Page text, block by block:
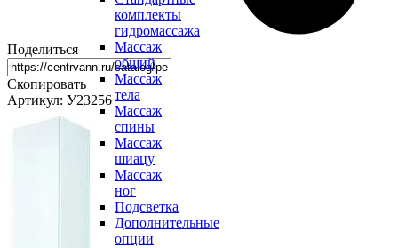
комплекты
гидромассажа
Массаж
общий
Массаж
тела
Массаж
спины
Массаж
шиацу
Массаж
ног
Подсветка
Дополнительные
опции
Поделиться
Скопировать
Артикул: У23256